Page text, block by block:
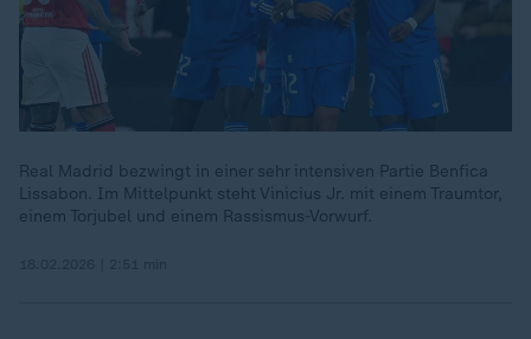
Real Madrid bezwingt in einer sehr intensiven Partie Benfica
Lissabon. Im Mittelpunkt steht Vinicius Jr. mit einem Traumtor,
einem Torjubel und einem Rassismus-Vorwurf.